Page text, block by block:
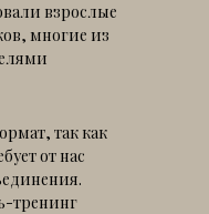
взрослые
многие из
так как
от нас
тренинг